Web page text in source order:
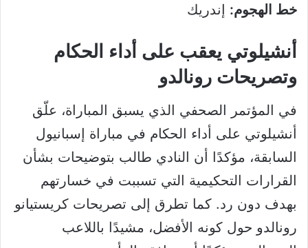
خط الهجوم: إندريك
أنشيلوتي يعقب على أداء الحكام
وتصريحات رونالدو
في المؤتمر الصحفي الذي يسبق المباراة، علّق
أنشيلوتي على أداء الحكام في مباراة إسبانيول
السابقة، مؤكدًا أن النادي طالب بتوضيحات بشأن
القرارات التحكيمية التي تسببت في خسارتهم
بهدف دون رد. كما تطرق إلى تصريحات كريستيانو
رونالدو حول كونه الأفضل، مشيدًا باللاعب